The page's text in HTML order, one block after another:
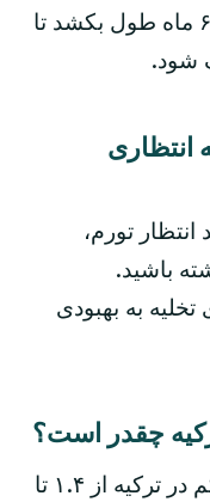
می‌کشد، اگرچه ممکن است ۳ تا ۶ ماه طول بکشد تا
شود.
انتظاری
تورم،
باشید.
به بهبودی
چقدر است؟
میانگین هزینه جراحی زیبایی شکم در ترکیه از ۱.۴ تا